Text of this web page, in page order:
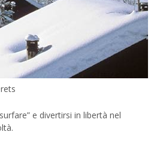
e divertirsi in libertà nel
.